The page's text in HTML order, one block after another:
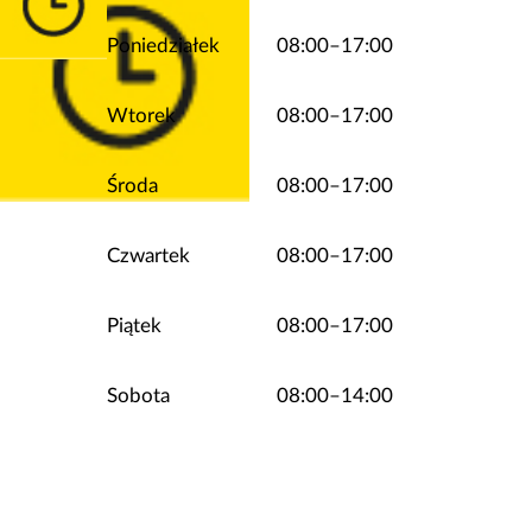
Poniedziałek 08:00–17:00
Wtorek 08:00–17:00
Środa 08:00–17:00
Czwartek 08:00–17:00
Piątek 08:00–17:00
Sobota 08:00–14:00